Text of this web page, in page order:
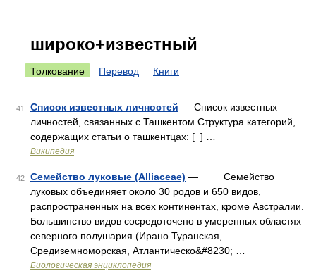
широко+известный
Толкование Перевод Книги
41 Список известных личностей — Список известных
личностей, связанных с Ташкентом Структура категорий,
содержащих статьи о ташкентцах: [−] …
Википедия
42 Семейство луковые (Alliaceae) — Семейство
луковых объединяет около 30 родов и 650 видов,
распространенных на всех континентах, кроме Австралии.
Большинство видов сосредоточено в умеренных областях
северного полушария (Ирано Туранская,
Средиземноморская, Атлантическо&#8230; …
Биологическая энциклопедия